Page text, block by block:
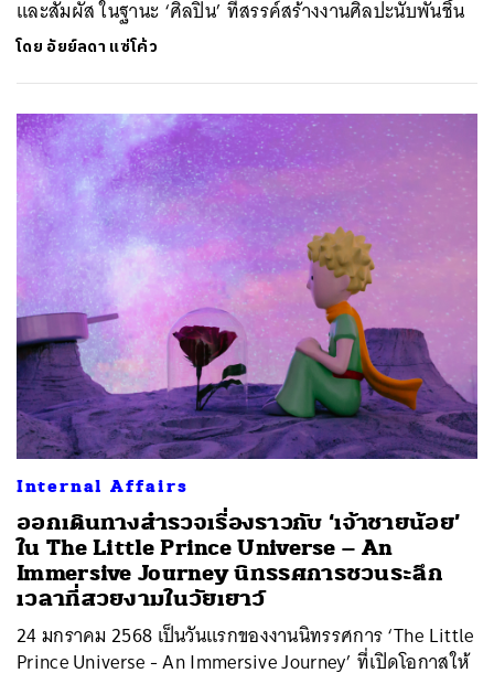
และสัมผัส ในฐานะ ‘ศิลปิน’ ที่สรรค์สร้างงานศิลปะนับพันชิ้น
โดย อัยย์ลดา แซ่โค้ว
Internal Affairs
ออกเดินทางสำรวจเรื่องราวกับ ‘เจ้าชายน้อย’
ใน The Little Prince Universe – An
Immersive Journey นิทรรศการชวนระลึก
เวลาที่สวยงามในวัยเยาว์
24 มกราคม 2568 เป็นวันแรกของงานนิทรรศการ ‘The Little
Prince Universe - An Immersive Journey’ ที่เปิดโอกาสให้
SHARE TWEET LINE EMAIL